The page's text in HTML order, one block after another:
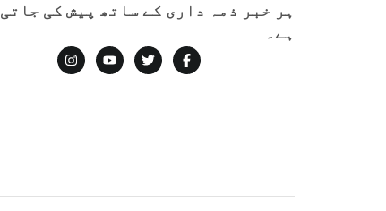
ہر خبر ذمہ داری کے ساتھ پیش کی جاتی
ہے۔